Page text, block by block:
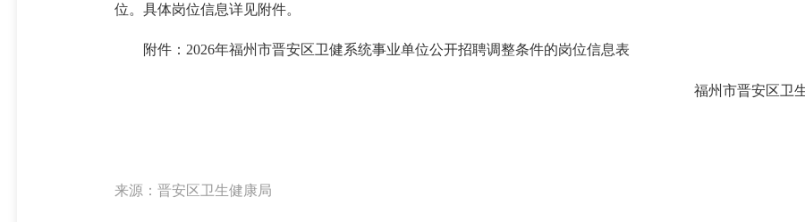
位。具体岗位信息详见附件。
附件：2026年福州市晋安区卫健系统事业单位公开招聘调整条件的岗位信息表
福州市晋安区卫
来源：晋安区卫生健康局